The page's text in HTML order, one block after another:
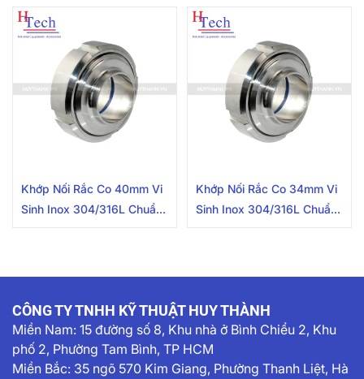
Khớp Nối Rắc Co 40mm Vi
Sinh Inox 304/316L Chuẩn
Khớp Nối Rắc Co 34mm Vi
Sinh Inox 304/316L Chuẩn
CÔNG TY TNHH KỸ THUẬT HUY THÀNH
Miền Nam: 15 đường số 8, Khu nhà ở Bình Chiểu 2, Khu
phố 2, Phường Tam Bình, TP HCM
Miền Bắc: 35 ngõ 570 Kim Giang, Phường Thanh Liệt, Hà